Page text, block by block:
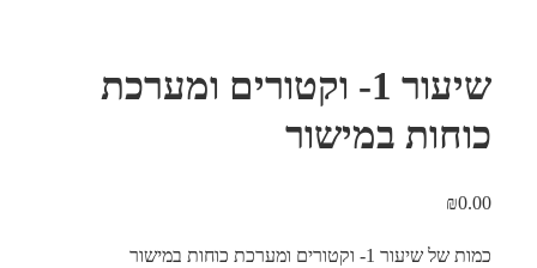
שיעור 1- וקטורים ומערכת
במישור
שיעור 1- וקטורים ומערכת כוחות במישור